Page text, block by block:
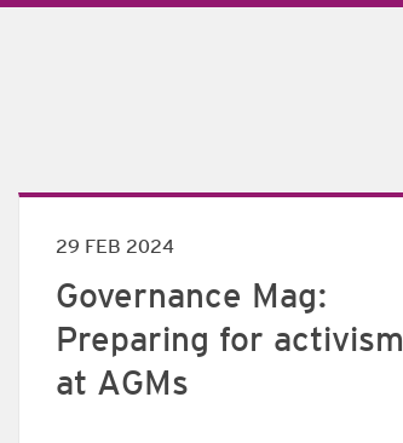
29 FEB 2024
Governance Mag:
Preparing for activism
at AGMs